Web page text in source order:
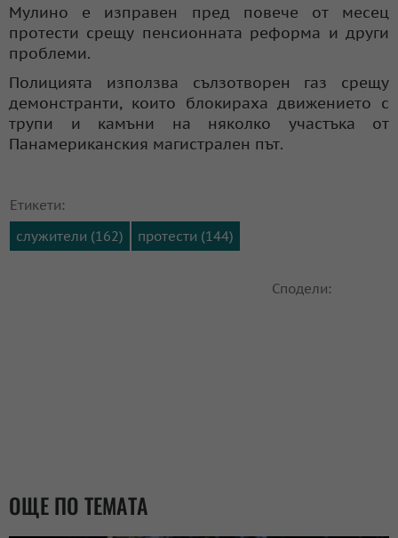
Мулино е изправен пред повече от месец
протести срещу пенсионната реформа и други
проблеми.
Полицията използва сълзотворен газ срещу
демонстранти, които блокираха движението с
трупи и камъни на няколко участъка от
Панамериканския магистрален път.
Етикети:
служители (162)
протести (144)
Сподели:
ОЩЕ ПО ТЕМАТА